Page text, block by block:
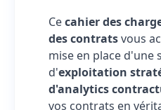
Cecahier des
des contratsvous
mise en place d'une
d'exploitation
d'analytics
vos contrats en